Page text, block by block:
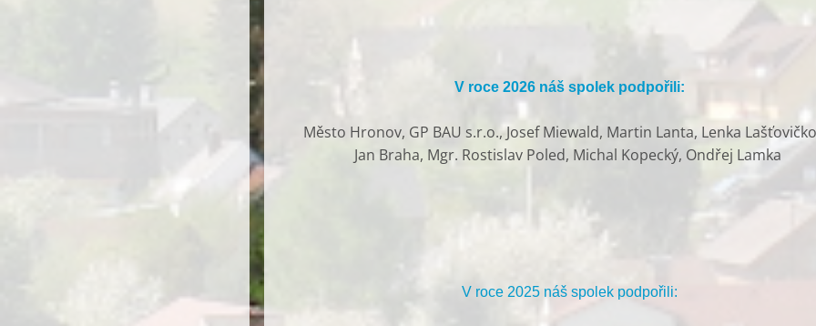
V roce 2026 náš spolek podpořili:
Město Hronov, GP BAU s.r.o., Josef Miewald, Martin Lanta, Lenka
Jan Braha, Mgr. Rostislav Poled, Michal Kopecký, Ondřej Lamka
V roce 2025 náš spolek podpořili: